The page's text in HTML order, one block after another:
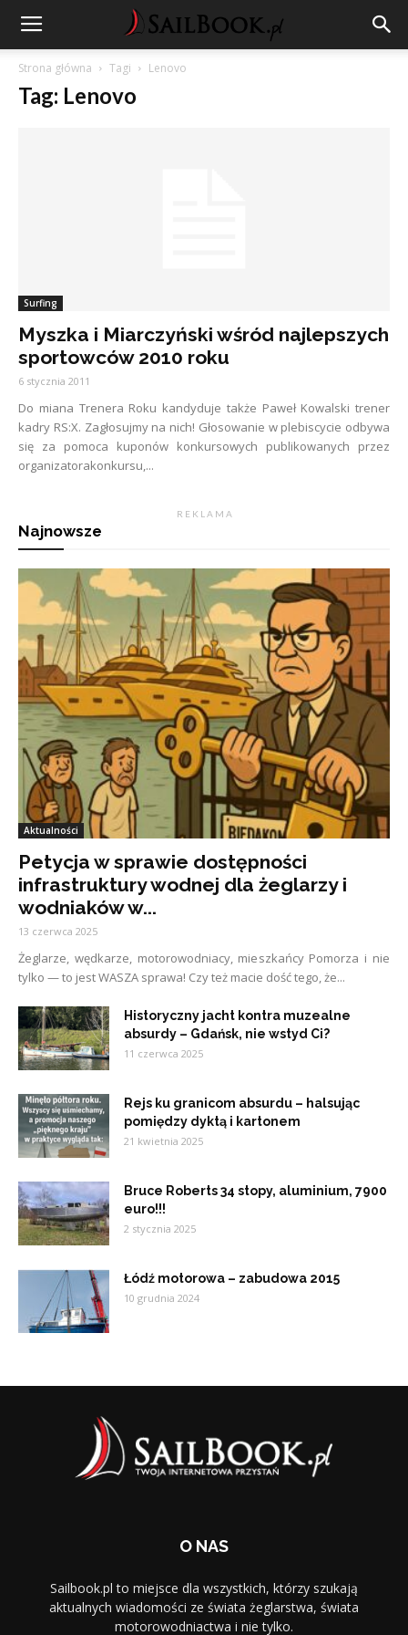
Strona główna Tagi Lenovo
Tag: Lenovo
Surfing
Myszka i Miarczyński wśród najlepszych
sportowców 2010 roku
6 stycznia 2011
Do miana Trenera Roku kandyduje także Paweł Kowalski trener
kadry RS:X. Zagłosujmy na nich! Głosowanie w plebiscycie odbywa
się za pomoca kuponów konkursowych publikowanych przez
organizatorakonkursu,...
R E K L A M A
Najnowsze
Aktualności
Petycja w sprawie dostępności
infrastruktury wodnej dla żeglarzy i
wodniaków w...
13 czerwca 2025
Żeglarze, wędkarze, motorowodniacy, mieszkańcy Pomorza i nie
tylko — to jest WASZA sprawa! Czy też macie dość tego, że...
Historyczny jacht kontra muzealne
absurdy – Gdańsk, nie wstyd Ci?
11 czerwca 2025
Rejs ku granicom absurdu – halsując
pomiędzy dyktą i kartonem
21 kwietnia 2025
Bruce Roberts 34 stopy, aluminium, 7900
euro!!!
2 stycznia 2025
Łódź motorowa – zabudowa 2015
10 grudnia 2024
O NAS
Sailbook.pl to miejsce dla wszystkich, którzy szukają
aktualnych wiadomości ze świata żeglarstwa, świata
motorowodniactwa i nie tylko.